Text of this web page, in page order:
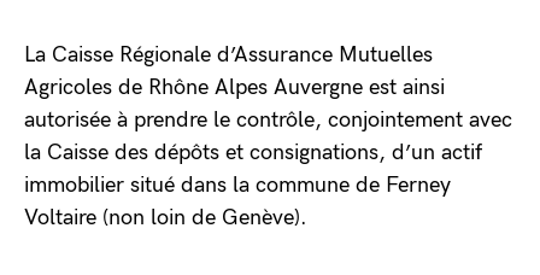
La Caisse Régionale d’Assurance Mutuelles
Agricoles de Rhône Alpes Auvergne est ainsi
autorisée à prendre le contrôle, conjointement avec
la Caisse des dépôts et consignations, d’un actif
immobilier situé dans la commune de Ferney
Voltaire (non loin de Genève).